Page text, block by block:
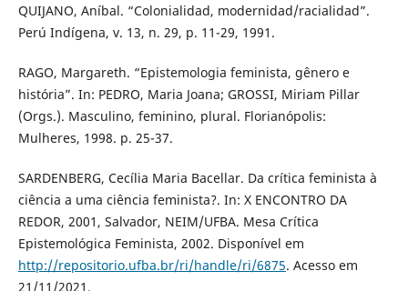
QUIJANO, Aníbal. “Colonialidad, modernidad/racialidad”.
Perú Indígena, v. 13, n. 29, p. 11-29, 1991.
RAGO, Margareth. “Epistemologia feminista, gênero e
história”. In: PEDRO, Maria Joana; GROSSI, Miriam Pillar
(Orgs.). Masculino, feminino, plural. Florianópolis:
Mulheres, 1998. p. 25-37.
SARDENBERG, Cecília Maria Bacellar. Da crítica feminista à
ciência a uma ciência feminista?. In: X ENCONTRO DA
REDOR, 2001, Salvador, NEIM/UFBA. Mesa Crítica
Epistemológica Feminista, 2002. Disponível em
http://repositorio.ufba.br/ri/handle/ri/6875. Acesso em
21/11/2021.